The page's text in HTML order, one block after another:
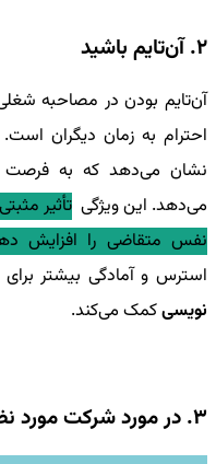
2. آن‌تایم باشید
آن‌تایم بودن در مصاحبه
احترام به زمان دیگران
نشان می‌دهد که به فرصت
می‌دهد. این ویژگیتأثیر
نفس متقاضی را افزایش
استرس و آمادگی بیشتر برای
نویسیکمک می‌کند.
3. در مورد شرکت مورد نظر تحقیق کنید